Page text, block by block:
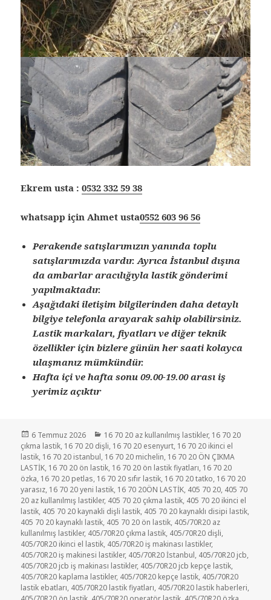
Ekrem usta :0532 332 59 38
whatsapp için Ahmet usta0552 603 96 56
Perakende satışlarımızın yanında toplu
satışlarımızda vardır. Ayrıca İstanbul dışına
da ambarlar aracılığıyla lastik gönderimi
yapılmaktadır.
Aşağıdaki iletişim bilgilerinden daha detaylı
bilgiye telefonla arayarak sahip olabilirsiniz.
Lastik markaları, fiyatları ve diğer teknik
özellikler için bizlere günün her saati kolayca
ulaşmanız mümkündür.
Hafta içi ve hafta sonu 09.00-19.00 arası iş
yerimiz açıktır
Yayın
tarihi
6 Temmuz 2026 Kategoriler
16 70 20 az kullanılmış lastikler, 16 70 20
çıkma lastik 16 70 20 dişli 16 70 20 esenyurt 16 70 20 ikinci el
lastik 16 70 20 istanbul 16 70 20 michelin 16 70 20 ÖN ÇIKMA
LASTİK 16 70 20 ön lastik 16 70 20 ön lastik fiyatları 16 70 20
özka 16 70 20 petlas 16 70 20 sıfır lastik 16 70 20 tatko 16 70 20
yarasız 16 70 20 yeni lastik 16 70 20ÖN LASTİK 405 70 20 405 70
20 az kullanılmış lastikler, 405 70 20 çıkma lastik 405 70 20 ikinci el
lastik 405 70 20 kaynakli dişli lastik 405 70 20 kaynaklı disipi lastik
405 70 20 kaynaklı lastik 405 70 20 ön lastik 405/70R20 az
kullanılmış lastikler, 405/70R20 çıkma lastik 405/70R20 dişli
405/70R20 ikinci el lastik 405/70R20 iş makinası lastikler,
405/70R20 iş makinesi lastikler, 405/70R20 İstanbul 405/70R20 jcb
405/70R20 jcb iş makinası lastikler, 405/70R20 jcb kepçe lastik
405/70R20 kaplama lastikler, 405/70R20 kepçe lastik 405/70R20
lastik ebatları 405/70R20 lastik fiyatları 405/70R20 lastik haberleri